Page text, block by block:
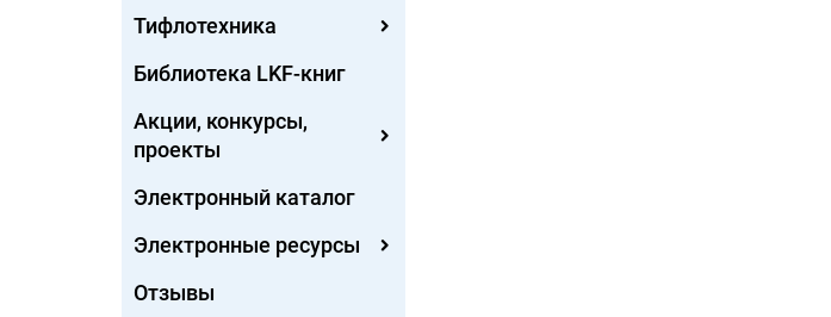
Тифлотехника
Библиотека LKF-книг
Акции, конкурсы,
проекты
Электронный каталог
Электронные ресурсы
Отзывы